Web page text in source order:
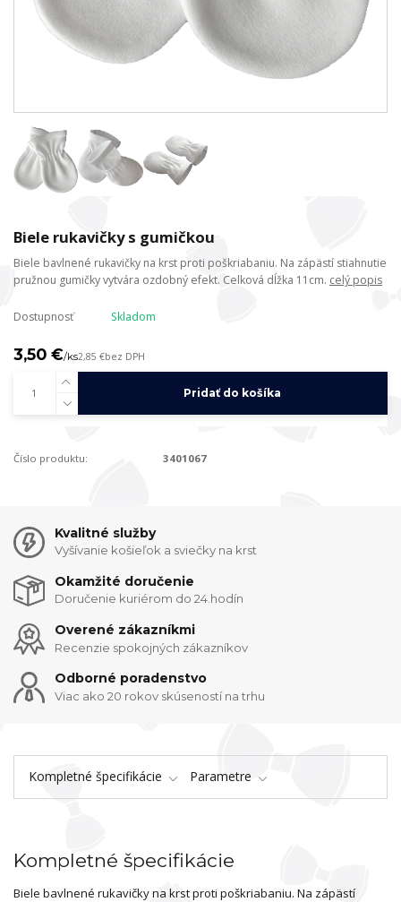
Biele rukavičky s gumičkou
Biele bavlnené rukavičky na krst proti poškriabaniu. Na zápästí stiahnutie
pružnou gumičky vytvára ozdobný efekt. Celková dĺžka 11cm. celý popis
Dostupnosť Skladom
3,50 €/ks2,85 €bez DPH
Pridať do košíka
Číslo produktu: 3401067
Kvalitné služby
Vyšívanie košieľok a sviečky na krst
Okamžité doručenie
Doručenie kuriérom do 24.hodín
Overené zákazníkmi
Recenzie spokojných zákazníkov
Odborné poradenstvo
Viac ako 20 rokov skúseností na trhu
Kompletné špecifikácie Parametre
Kompletné špecifikácie
Biele bavlnené rukavičky na krst proti poškriabaniu. Na zápästí